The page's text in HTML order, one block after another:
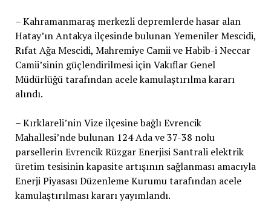
– Kahramanmaraş merkezli depremlerde hasar alan
Hatay’ın Antakya ilçesinde bulunan Yemeniler Mescidi,
Rıfat Ağa Mescidi, Mahremiye Camii ve Habib-i Neccar
Camii’sinin güçlendirilmesi için Vakıflar Genel
Müdürlüğü tarafından acele kamulaştırılma kararı
alındı.
– Kırklareli’nin Vize ilçesine bağlı Evrencik
Mahallesi’nde bulunan 124 Ada ve 37-38 nolu
parsellerin Evrencik Rüzgar Enerjisi Santrali elektrik
üretim tesisinin kapasite artışının sağlanması amacıyla
Enerji Piyasası Düzenleme Kurumu tarafından acele
kamulaştırılması kararı yayımlandı.